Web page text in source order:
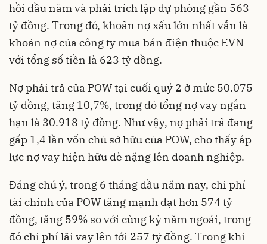
hồi đầu năm và phải trích lập dự phòng gần 563
tỷ đồng. Trong đó, khoản nợ xấu lớn nhất vẫn là
khoản nợ của công ty mua bán điện thuộc EVN
với tổng số tiền là 623 tỷ đồng.
Nợ phải trả của POW tại cuối quý 2 ở mức 50.075
tỷ đồng, tăng 10,7%, trong đó tổng nợ vay ngắn
hạn là 30.918 tỷ đồng. Như vậy, nợ phải trả đang
gấp 1,4 lần vốn chủ sở hữu của POW, cho thấy áp
lực nợ vay hiện hữu đè nặng lên doanh nghiệp.
Đáng chú ý, trong 6 tháng đầu năm nay, chi phí
tài chính của POW tăng mạnh đạt hơn 574 tỷ
đồng, tăng 59% so với cùng kỳ năm ngoái, trong
đó chi phí lãi vay lên tới 257 tỷ đồng. Trong khi